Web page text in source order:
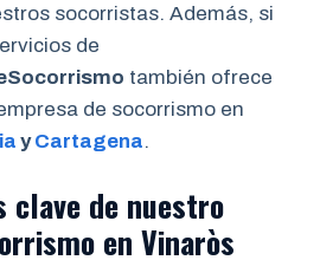
socorristas. Además, si
de
también ofrece
de socorrismo en
yCartagena.
de nuestro
en Vinaròs